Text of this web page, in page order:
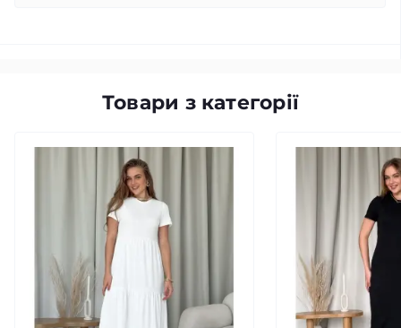
Товари з категорії